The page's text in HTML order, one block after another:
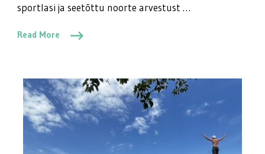
sportlasi ja seetõttu noorte arvestust …
Read More